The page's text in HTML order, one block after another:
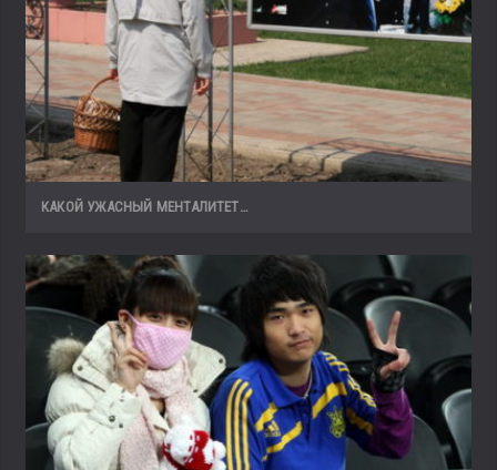
КАКОЙ УЖАСНЫЙ МЕНТАЛИТЕТ…